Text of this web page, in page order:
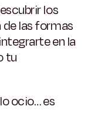
los
de las formas
en la
tu
ocio… es